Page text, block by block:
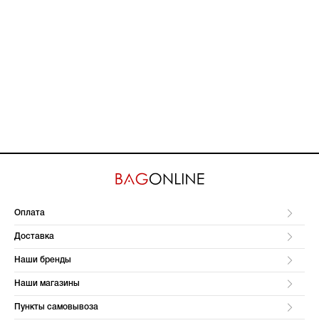
Оплата
Доставка
Наши бренды
Наши магазины
Пункты самовывоза